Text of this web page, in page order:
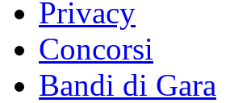
Privacy
Concorsi
Bandi di Gara